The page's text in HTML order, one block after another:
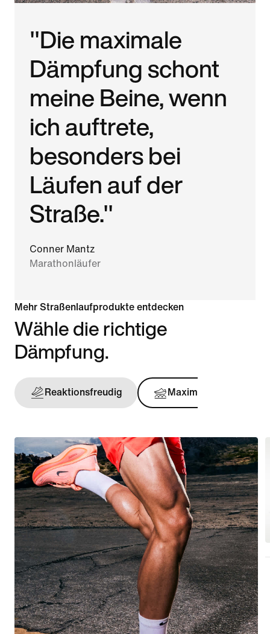
"Die maximale
Dämpfung schont
meine Beine, wenn
ich auftrete,
besonders bei
Läufen auf der
Straße."
Conner Mantz
Marathonläufer
Mehr Straßenlaufprodukte entdecken
Wähle die richtige
Dämpfung.
Reaktionsfreudig Maximal